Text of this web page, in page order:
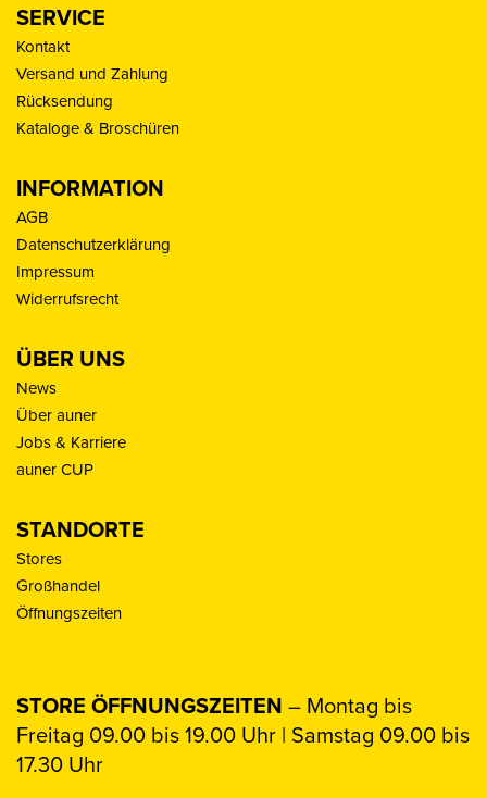
SERVICE
Kontakt
Versand und Zahlung
Rücksendung
Kataloge & Broschüren
INFORMATION
AGB
Datenschutzerklärung
Impressum
Widerrufsrecht
ÜBER UNS
News
Über auner
Jobs & Karriere
auner CUP
STANDORTE
Stores
Großhandel
Öffnungszeiten
STORE ÖFFNUNGSZEITEN – Montag bis
Freitag 09.00 bis 19.00 Uhr | Samstag 09.00 bis
17.30 Uhr